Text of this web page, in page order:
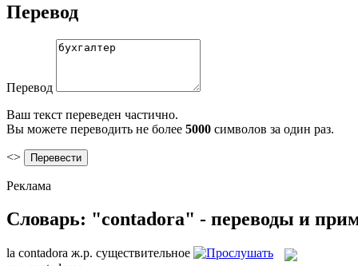
Перевод
Перевод
Ваш текст переведен частично.
Вы можете переводить не более 5000 символов за один раз.
<>
Реклама
Словарь: "contadora" - переводы и
la contadora ж.р. существительное